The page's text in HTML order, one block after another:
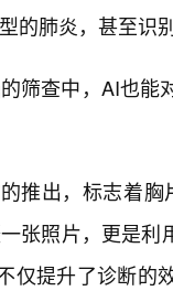
的肺炎，甚至识
筛查中，AI也能
推出，标志着
张照片，更是
仅提升了诊断